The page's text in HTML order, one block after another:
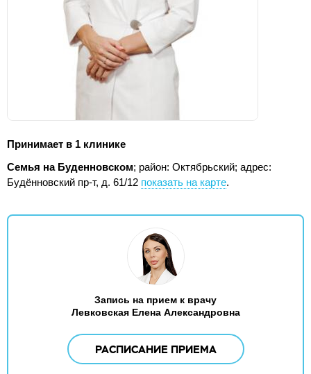
Принимает в 1 клинике
Семья на Буденновском; район: Октябрьский; адрес:
Будённовский пр-т, д. 61/12 показать на карте.
Запись на прием к врачу
Левковская Елена Александровна
РАСПИСАНИЕ ПРИЕМА